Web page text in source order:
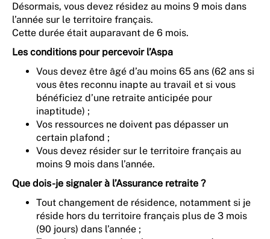
Désormais, vous devez résidez au moins 9 mois dans
l’année sur le territoire français.
Cette durée était auparavant de 6 mois.
Les conditions pour percevoir l’Aspa
Vous devez être âgé d’au moins 65 ans (62 ans si
vous êtes reconnu inapte au travail et si vous
bénéficiez d’une retraite anticipée pour
inaptitude) ;
Vos ressources ne doivent pas dépasser un
certain plafond ;
Vous devez résider sur le territoire français au
moins 9 mois dans l’année.
Que dois-je signaler à l’Assurance retraite ?
Tout changement de résidence, notamment si je
réside hors du territoire français plus de 3 mois
(90 jours) dans l’année ;